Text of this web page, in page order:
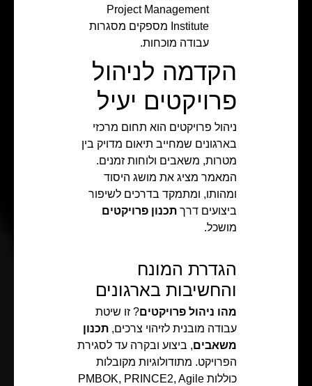
Project Management
Institute מספקים מסגרות
עבודה מוכחות.
הקדמה לניהול
פרויקטים יעיל
ניהול פרויקטים הוא תחום מרכזי
בארגונים שמחייב תיאום מדויק בין
מטרות, משאבים ולוחות זמנים.
המאמר מציג את מושג היסוד
ומהותו, ומתמקד בדרכים לשיפור
ביצועים דרך תכנון פרויקטים
מושכל.
הגדרת המונח
והחשיבות בארגונים
מהו ניהול פרויקטים? זו שיטת
עבודה מובנית לזיהוי צרכים, תכנון
משאבים, ביצוע ובקרה עד לסגירת
הפרויקט. מתודולוגיות מקובלות
כוללות PMBOK, PRINCE2, Agile